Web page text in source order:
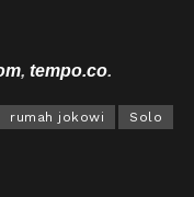
, tempo.co.
rumah jokowi Solo